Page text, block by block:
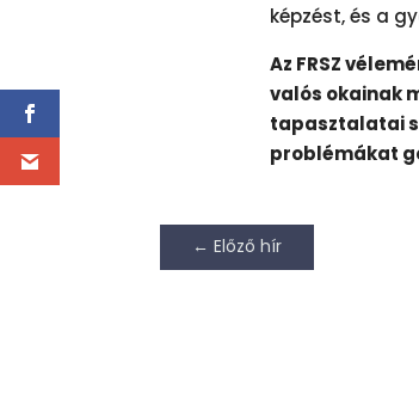
képzést, és a
Az FRSZ
valós okainak
tapasztalatai
problémákat
←Előző hír